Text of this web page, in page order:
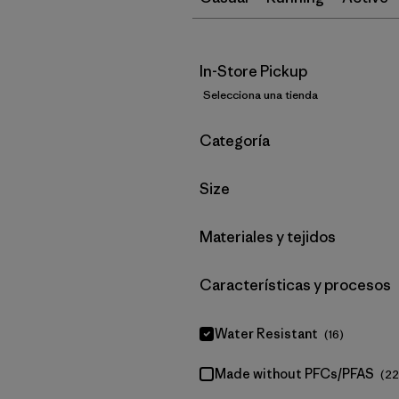
In-Store Pickup
Selecciona una tienda
Filtrar por
Categoría
Filtrar por
Size
Filtrar por
Materiales y tejidos
Filtrar por
Características y procesos
Water Resistant (16)
Made without PFCs/PFAS